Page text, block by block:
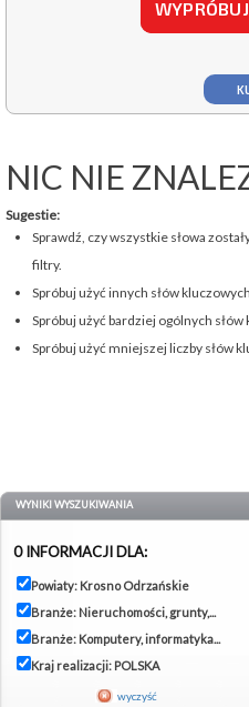
NIC NIE
Sugestie:
Sprawdź, czy wszystkie słowa
filtry.
Spróbuj użyć innych słów
Spróbuj użyć bardziej ogólnych słów
Spróbuj użyć mniejszej liczby słów
WYNIKI WYSZUKIWANIA
0 INFORMACJI DLA:
Powiaty: Krosno Odrzańskie
Branże: Nieruchomości, grunty,...
Branże: Komputery, informatyka...
Kraj realizacji: POLSKA
wyczyść